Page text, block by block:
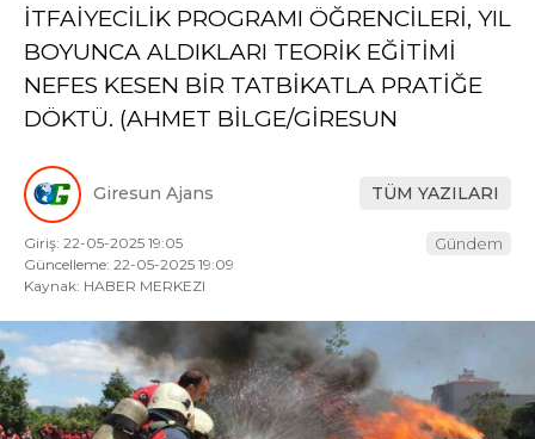
İTFAİYECİLİK PROGRAMI ÖĞRENCİLERİ, YIL
BOYUNCA ALDIKLARI TEORİK EĞİTİMİ
NEFES KESEN BİR TATBİKATLA PRATİĞE
DÖKTÜ. (AHMET BİLGE/GİRESUN
Giresun Ajans TÜM YAZILARI
Giriş: 22-05-2025 19:05
Güncelleme: 22-05-2025 19:09
Kaynak: HABER MERKEZI
Gündem